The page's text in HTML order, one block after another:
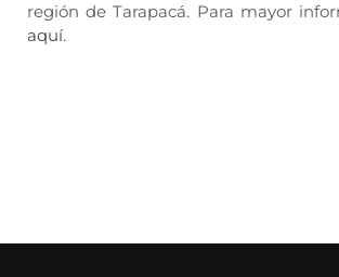
región de Tarapacá. Para mayor
aquí.